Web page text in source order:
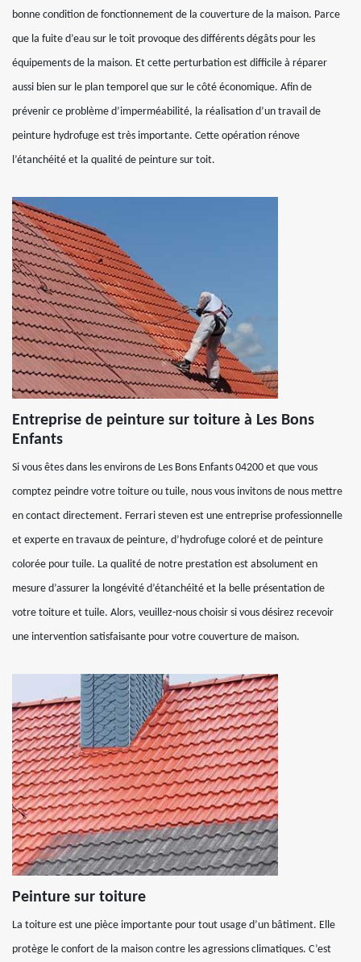
bonne condition de fonctionnement de la couverture de la maison. Parce
que la fuite d’eau sur le toit provoque des différents dégâts pour les
équipements de la maison. Et cette perturbation est difficile à réparer
aussi bien sur le plan temporel que sur le côté économique. Afin de
prévenir ce problème d’imperméabilité, la réalisation d’un travail de
peinture hydrofuge est très importante. Cette opération rénove
l’étanchéité et la qualité de peinture sur toit.
Entreprise de peinture sur toiture à Les Bons
Enfants
Si vous êtes dans les environs de Les Bons Enfants 04200 et que vous
comptez peindre votre toiture ou tuile, nous vous invitons de nous mettre
en contact directement. Ferrari steven est une entreprise professionnelle
et experte en travaux de peinture, d’hydrofuge coloré et de peinture
colorée pour tuile. La qualité de notre prestation est absolument en
mesure d’assurer la longévité d’étanchéité et la belle présentation de
votre toiture et tuile. Alors, veuillez-nous choisir si vous désirez recevoir
une intervention satisfaisante pour votre couverture de maison.
Peinture sur toiture
La toiture est une pièce importante pour tout usage d’un bâtiment. Elle
protège le confort de la maison contre les agressions climatiques. C’est